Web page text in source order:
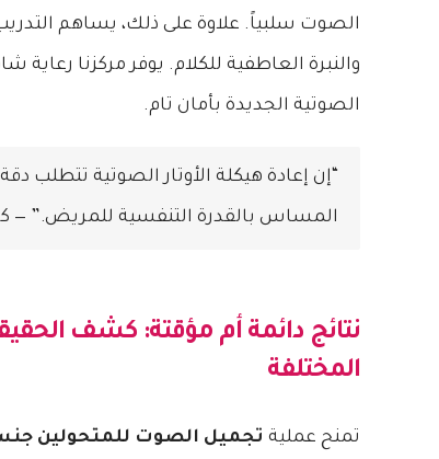
الصوت سلبياً. علاوة على ذلك، يساهم
والنبرة العاطفية للكلام. يوفر مركزنا
الصوتية الجديدة بأمان تام.
“إن إعادة هيكلة الأوتار الصوتية تتطلب
المساس بالقدرة التنفسية للمريض.” —
نتائج دائمة أم مؤقتة: كشف
المختلفة
تمنح عملية تجميل الصوت للمتحولين